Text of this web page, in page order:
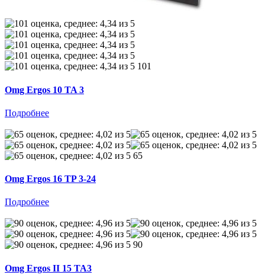
101
Omg Ergos 10 TA 3
Подробнее
65
Omg Ergos 16 TP 3-24
Подробнее
90
Omg Ergos II 15 TA3